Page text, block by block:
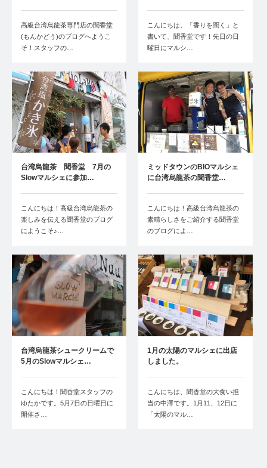
高級台湾烏龍茶専門店の聞香堂
(もんかどう)のブログへようこ
そ！スタッフの…
こんにちは、「香りを聞く」と
書いて、聞香堂です！先日の日
曜日にマルシ…
台湾烏龍茶 聞香堂 7月の
Slowマルシェに参加…
こんにちは！高級台湾烏龍茶の
楽しみを伝える聞香堂のブログ
にようこそ♪…
ミッドタウンのBIOマルシェ
に台湾烏龍茶の聞香堂…
こんにちは！高級台湾烏龍茶の
素晴らしさをご紹介する聞香堂
のブログによ…
台湾烏龍茶シュークリームで
5月のSlowマルシェ…
こんにちは！聞香堂スタッフの
ゆたかです。5月7日の日曜日に
開催さ…
1月の太陽のマルシェに出店
しました。
こんにちは、聞香堂の大食い担
当の中澤です。1月11、12日に
「太陽のマル…